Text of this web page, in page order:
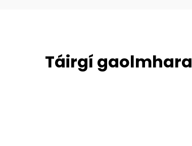
Táirgí gaolmhara